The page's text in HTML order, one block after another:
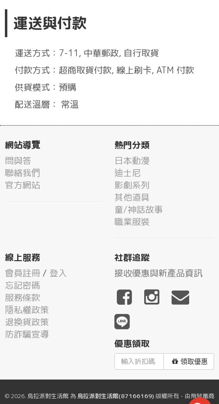
運送與付款
運送方式：7-11, 中華郵政, 自行取貨
付款方式：超商取貨付款, 線上刷卡, ATM 付款
供貨模式：預購
配送溫層： 常溫
網站導覽
問與答
聯絡我們
官方網站
熱門分類
日本動漫
迪士尼
影劇系列
其他道具
童/神話故事
職業服裝
線上服務
會員註冊 / 登入
忘記密碼
服務條款
隱私權政策
退換貨政策
防詐騙宣導
社群追蹤
接收優惠與新產品資訊
優惠領取
領取優惠
© 2026. 烏拉派對生活館 為 烏拉派對生活館(87166169)版權所有 - 由飛鼠電商